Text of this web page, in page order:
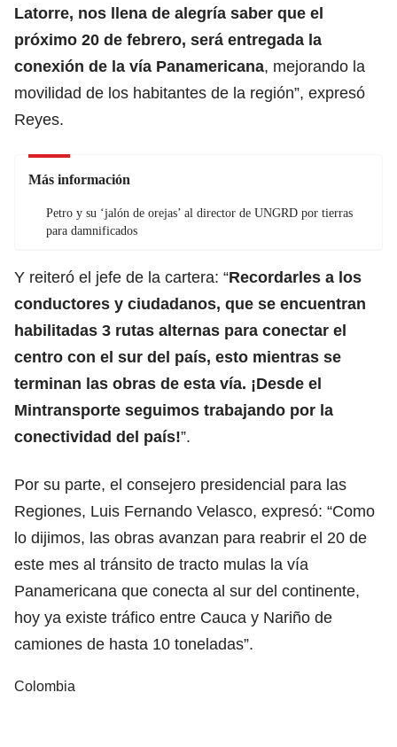
Latorre, nos llena de alegría saber que el
próximo 20 de febrero, será entregada la
conexión de la vía Panamericana, mejorando la
movilidad de los habitantes de la región”, expresó
Reyes.
Más información
Petro y su ‘jalón de orejas’ al director de UNGRD por tierras
para damnificados
Y reiteró el jefe de la cartera: “Recordarles a los
conductores y ciudadanos, que se encuentran
habilitadas 3 rutas alternas para conectar el
centro con el sur del país, esto mientras se
terminan las obras de esta vía. ¡Desde el
Mintransporte seguimos trabajando por la
conectividad del país!”.
Por su parte, el consejero presidencial para las
Regiones, Luis Fernando Velasco, expresó: “Como
lo dijimos, las obras avanzan para reabrir el 20 de
este mes al tránsito de tracto mulas la vía
Panamericana que conecta al sur del continente,
hoy ya existe tráfico entre Cauca y Nariño de
camiones de hasta 10 toneladas”.
Colombia